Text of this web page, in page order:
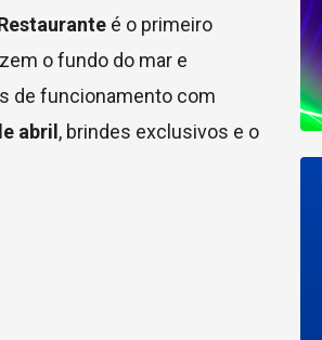
é o primeiro
o fundo do mar e
de funcionamento com
abril , brindes exclusivos e o